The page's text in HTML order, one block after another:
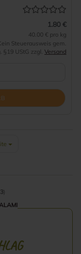
1.80 €
40.00 € pro kg
Steuerausweis gem.
§19 UStG zzgl. Versand
3)